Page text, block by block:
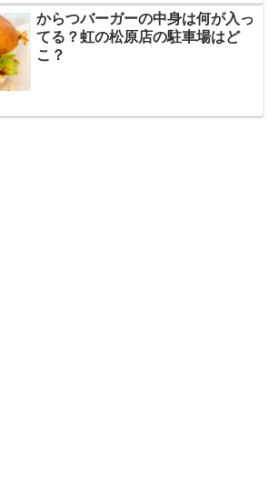
からつバーガーの中身は何が入っ
てる？虹の松原店の駐車場はど
こ？